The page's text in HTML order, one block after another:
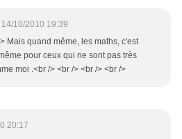
14/10/2010 19:39
Mais quand même, les maths, c'est
pour ceux qui ne sont pas très
moi .<br /> <br /> <br /> <br />
20:17